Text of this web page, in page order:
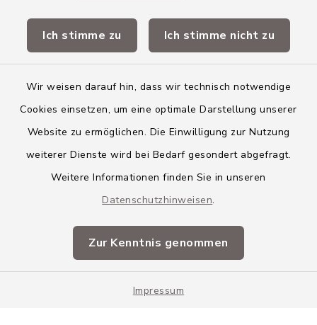
Ich stimme zu Ich stimme nicht zu
Wir weisen darauf hin, dass wir technisch notwendige
Cookies einsetzen, um eine optimale Darstellung unserer
Website zu ermöglichen. Die Einwilligung zur Nutzung
weiterer Dienste wird bei Bedarf gesondert abgefragt.
Weitere Informationen finden Sie in unseren
Datenschutzhinweisen.
Zur Kenntnis genommen
Impressum
Landkreis Neu-Ulm
Barrierefreiheit
Impressum
Sitemap